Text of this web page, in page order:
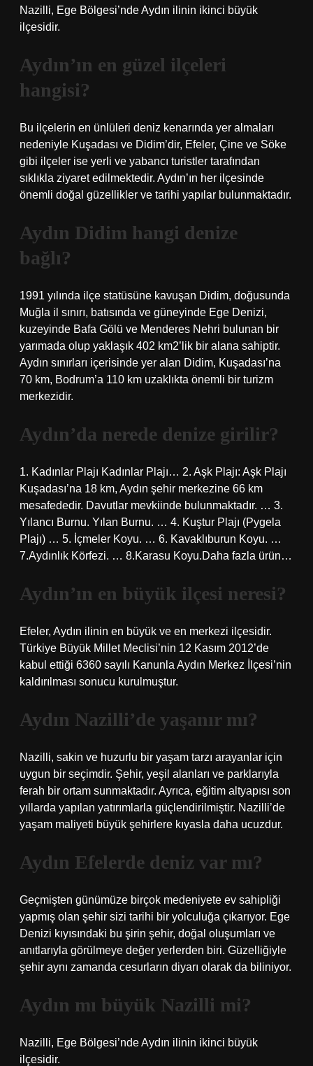
Nazilli, Ege Bölgesi’nde Aydın ilinin ikinci büyük
ilçesidir.
Aydın’ın en güzel ilçeleri
hangisi?
Bu ilçelerin en ünlüleri deniz kenarında yer almaları
nedeniyle Kuşadası ve Didim’dir, Efeler, Çine ve Söke
gibi ilçeler ise yerli ve yabancı turistler tarafından
sıklıkla ziyaret edilmektedir. Aydın’ın her ilçesinde
önemli doğal güzellikler ve tarihi yapılar bulunmaktadır.
Aydın Didim hangi denize
bağlı?
1991 yılında ilçe statüsüne kavuşan Didim, doğusunda
Muğla il sınırı, batısında ve güneyinde Ege Denizi,
kuzeyinde Bafa Gölü ve Menderes Nehri bulunan bir
yarımada olup yaklaşık 402 km2’lik bir alana sahiptir.
Aydın sınırları içerisinde yer alan Didim, Kuşadası’na
70 km, Bodrum’a 110 km uzaklıkta önemli bir turizm
merkezidir.
Aydın’da nerede denize girilir?
1. Kadınlar Plajı Kadınlar Plajı… 2. Aşk Plajı: Aşk Plajı
Kuşadası’na 18 km, Aydın şehir merkezine 66 km
mesafededir. Davutlar mevkiinde bulunmaktadır. … 3.
Yılancı Burnu. Yılan Burnu. … 4. Kuştur Plajı (Pygela
Plajı) … 5. İçmeler Koyu. … 6. Kavaklıburun Koyu. …
7.Aydınlık Körfezi. … 8.Karasu Koyu.Daha fazla ürün…
Aydın’ın en büyük ilçesi neresi?
Efeler, Aydın ilinin en büyük ve en merkezi ilçesidir.
Türkiye Büyük Millet Meclisi’nin 12 Kasım 2012’de
kabul ettiği 6360 sayılı Kanunla Aydın Merkez İlçesi’nin
kaldırılması sonucu kurulmuştur.
Aydın Nazilli’de yaşanır mı?
Nazilli, sakin ve huzurlu bir yaşam tarzı arayanlar için
uygun bir seçimdir. Şehir, yeşil alanları ve parklarıyla
ferah bir ortam sunmaktadır. Ayrıca, eğitim altyapısı son
yıllarda yapılan yatırımlarla güçlendirilmiştir. Nazilli’de
yaşam maliyeti büyük şehirlere kıyasla daha ucuzdur.
Aydın Efelerde deniz var mı?
Geçmişten günümüze birçok medeniyete ev sahipliği
yapmış olan şehir sizi tarihi bir yolculuğa çıkarıyor. Ege
Denizi kıyısındaki bu şirin şehir, doğal oluşumları ve
anıtlarıyla görülmeye değer yerlerden biri. Güzelliğiyle
şehir aynı zamanda cesurların diyarı olarak da biliniyor.
Aydın mı büyük Nazilli mi?
Nazilli, Ege Bölgesi’nde Aydın ilinin ikinci büyük
ilçesidir.